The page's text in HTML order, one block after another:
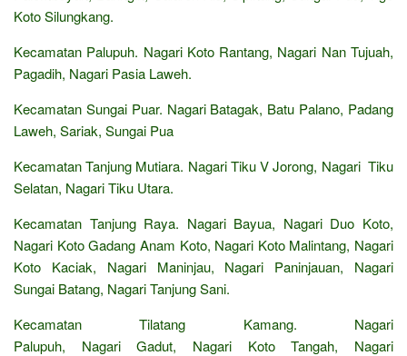
Koto Silungkang.
Kecamatan Palupuh. Nagari Koto Rantang, Nagari Nan Tujuah,
Pagadih, Nagari Pasia Laweh.
Kecamatan Sungai Puar. Nagari Batagak, Batu Palano, Padang
Laweh, Sariak, Sungai Pua
Kecamatan Tanjung Mutiara. Nagari Tiku V Jorong, Nagari Tiku
Selatan, Nagari Tiku Utara.
Kecamatan Tanjung Raya. Nagari Bayua, Nagari Duo Koto,
Nagari Koto Gadang Anam Koto, Nagari Koto Malintang, Nagari
Koto Kaciak, Nagari Maninjau, Nagari Paninjauan, Nagari
Sungai Batang, Nagari Tanjung Sani.
Kecamatan Tilatang Kamang. Nagari
Palupuh, Nagari Gadut, Nagari Koto Tangah, Nagari